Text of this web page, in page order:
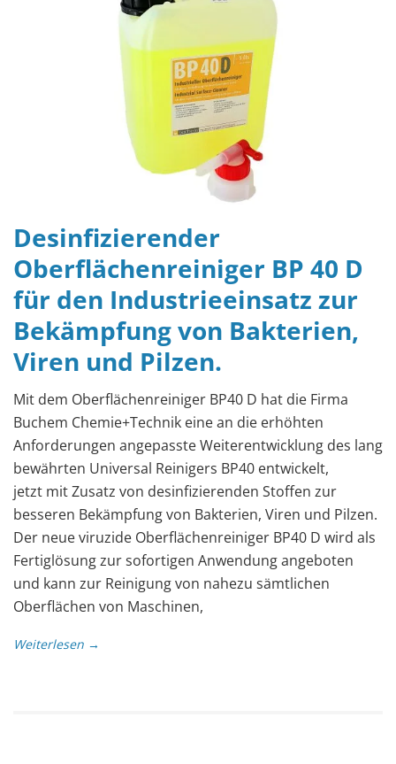
Desinfizierender
Oberflächenreiniger BP 40 D
für den Industrieeinsatz zur
Bekämpfung von Bakterien,
Viren und Pilzen.
Mit dem Oberflächenreiniger BP40 D hat die Firma
Buchem Chemie+Technik eine an die erhöhten
Anforderungen angepasste Weiterentwicklung des lang
bewährten Universal Reinigers BP40 entwickelt,
jetzt mit Zusatz von desinfizierenden Stoffen zur
besseren Bekämpfung von Bakterien, Viren und Pilzen.
Der neue viruzide Oberflächenreiniger BP40 D wird als
Fertiglösung zur sofortigen Anwendung angeboten
und kann zur Reinigung von nahezu sämtlichen
Oberflächen von Maschinen,
Weiterlesen →